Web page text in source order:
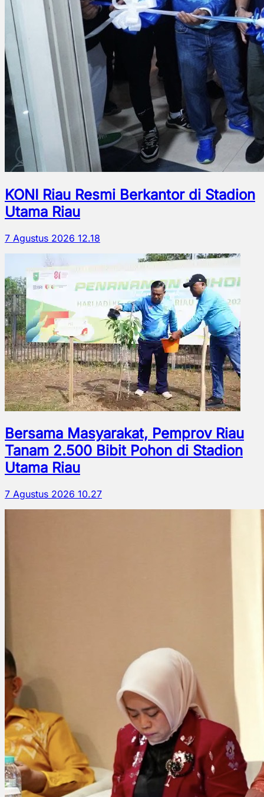
KONI Riau Resmi Berkantor di Stadion
Utama Riau
7 Agustus 2026 12.18
Bersama Masyarakat, Pemprov Riau
Tanam 2.500 Bibit Pohon di Stadion
Utama Riau
7 Agustus 2026 10.27